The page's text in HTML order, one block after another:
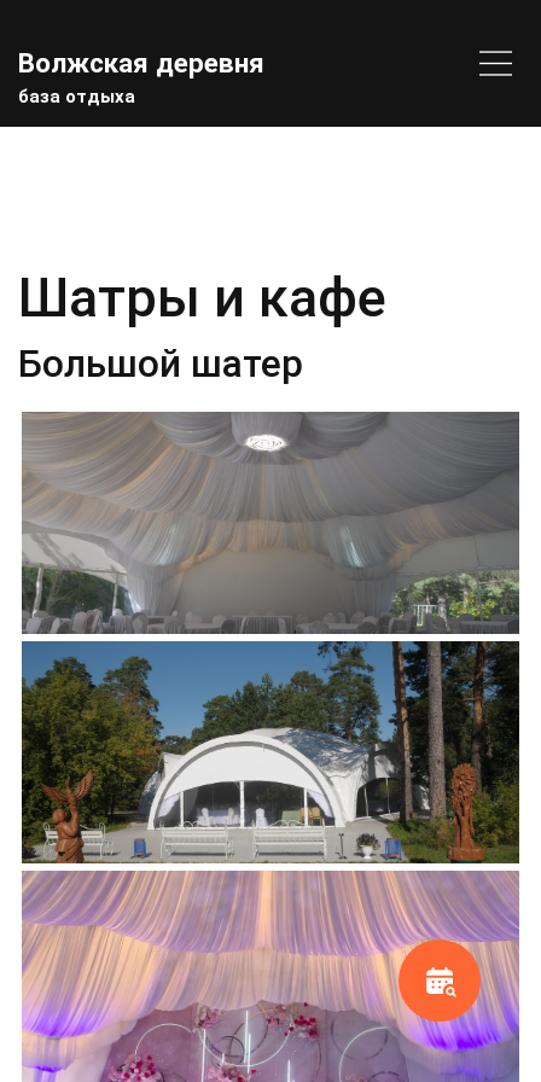
Волжская деревня
база отдыха
Шатры и кафе
Большой шатер